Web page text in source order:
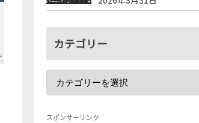
カテゴリー
スポンサーリンク